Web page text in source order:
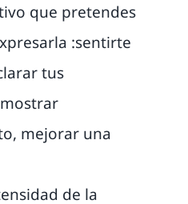
que pretendes
:sentirte
tus
mejorar una
de la